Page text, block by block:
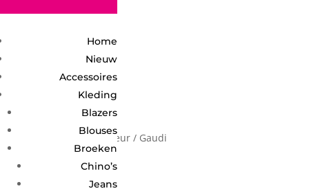
Home
Nieuw
Accessoires
Kleding
Blazers
Blouses
Broeken
Chino’s
Jeans
/ Product Kleur / Gaudi
Gaudi